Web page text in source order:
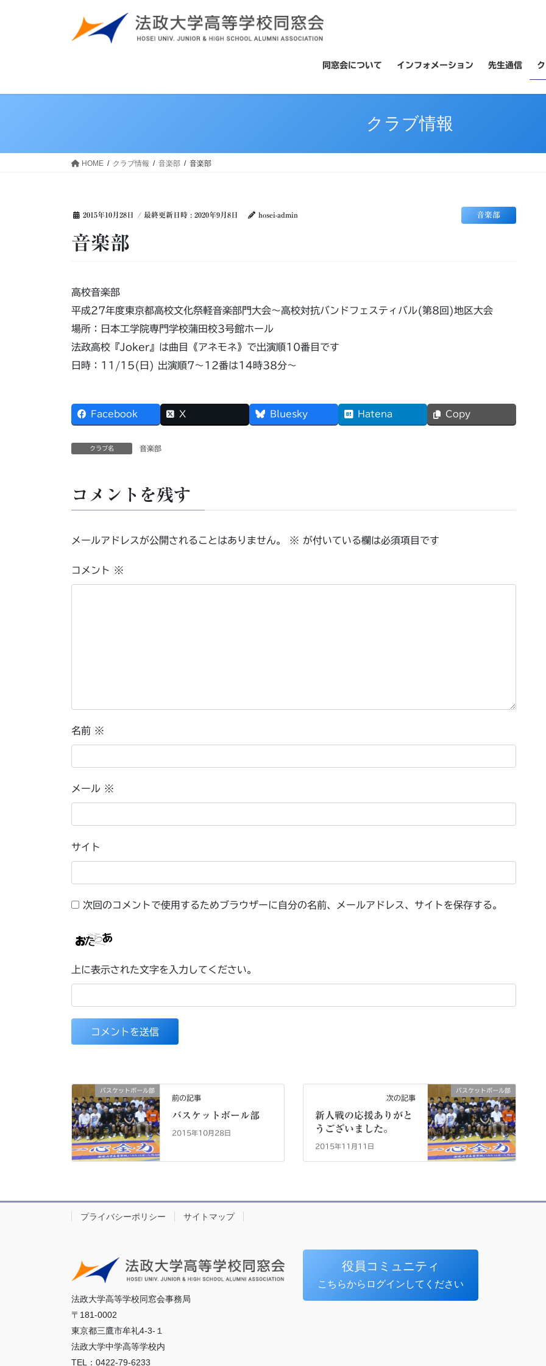
ス
ン
同窓会について インフォメーション 先生通信
クラブ情報
HOME クラブ情報 音楽部 音楽部
2015年10月28日 / 最終更新日時 : 2020年9月8日 hosei-admin 音楽部
音楽部
高校音楽部
平成27年度東京都高校文化祭軽音楽部門大会～高校対抗バンドフェスティバル(第8回)地区大会
場所：日本工学院専門学校蒲田校3号館ホール
法政高校『Joker』は曲目《アネモネ》で出演順10番目です
日時：11/15(日) 出演順7～12番は14時38分～
Facebook X Bluesky Hatena Copy
クラブ名 音楽部
コメントを残す
メールアドレスが公開されることはありません。 ※ が付いている欄は必須項目です
コメント ※
名前 ※
メール ※
サイト
次回のコメントで使用するためブラウザーに自分の名前、メールアドレス、サイトを保存する。
上に表示された文字を入力してください。
バスケットボール部
前の記事
バスケットボール部
2015年10月28日
バスケットボール部
次の記事
新人戦の応援ありがと
うございました。
2015年11月11日
プライバシーポリシー サイトマップ
法政大学高等学校同窓会事務局
〒181-0002
東京都三鷹市牟礼4-3-１
法政大学中学高等学校内
TEL：0422-79-6233
役員コミュニティ
こちらからログインしてください